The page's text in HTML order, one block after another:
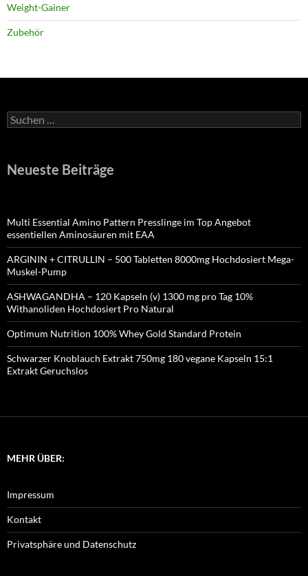
Weight-Gainer
Zubehör
Suchen
nach:
Neueste Beiträge
Multi Essential Amino Pattern Presslinge im Top Angebot
essentiellen Aminosäuren mit EAA
ARGININ + CITRULLIN – 500 Tabletten 8000mg Hochdosiert Mega-
Muskel-Pump
ASHWAGANDHA – 120 Kapseln (v) 1300 mg pro Tag 10%
Withanoliden Hochdosiert Pro Natural
Optimum Nutrition 100% Whey Gold Standard Protein
Schwarzer Knoblauch Extrakt 750mg 180 vegane Kapseln 15:1
Extrakt Geruchslos
MEHR ÜBER:
Impressum
Kontakt
Privatsphäre und Datenschutz